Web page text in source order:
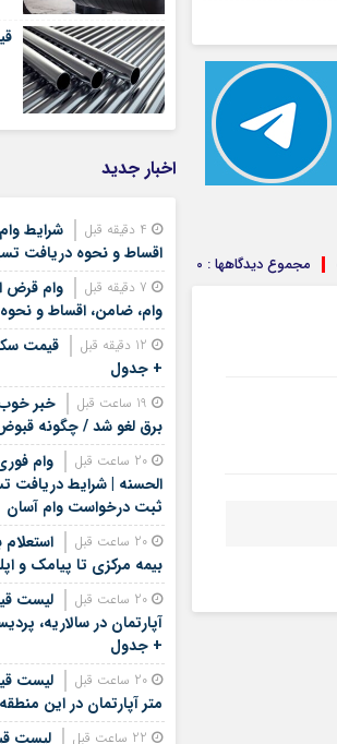
مجموع دیدگاهها : 0
اخبار جدید
اقساط و نحوه دریافت
وام، ضامن، اقساط و
+ جدول
برق لغو شد / چگونه
20 ساعت قبل
وام
الحسنه | شرایط دریافت
ثبت درخواست وام آسان
20 ساعت قبل
بیمه مرکزی تا پیامک و
20 ساعت قبل
لیست
آپارتمان در سالاریه،
+ جدول
20 ساعت قبل
لیست
متر آپارتمان در این
لیست